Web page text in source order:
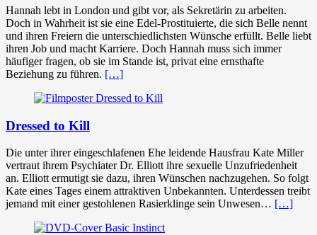
Hannah lebt in London und gibt vor, als Sekretärin zu arbeiten.
Doch in Wahrheit ist sie eine Edel-Prostituierte, die sich Belle nennt
und ihren Freiern die unterschiedlichsten Wünsche erfüllt. Belle liebt
ihren Job und macht Karriere. Doch Hannah muss sich immer
häufiger fragen, ob sie im Stande ist, privat eine ernsthafte
Beziehung zu führen. […]
Dressed to Kill
Die unter ihrer eingeschlafenen Ehe leidende Hausfrau Kate Miller
vertraut ihrem Psychiater Dr. Elliott ihre sexuelle Unzufriedenheit
an. Elliott ermutigt sie dazu, ihren Wünschen nachzugehen. So folgt
Kate eines Tages einem attraktiven Unbekannten. Unterdessen treibt
jemand mit einer gestohlenen Rasierklinge sein Unwesen… […]